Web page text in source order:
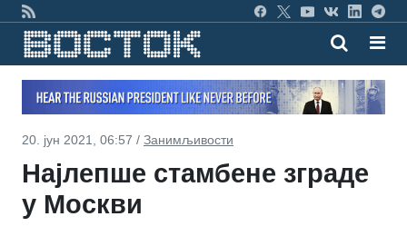
20. јун 2021, 06:57 / Занимљивости
Најлепше стамбене зграде
у Москви